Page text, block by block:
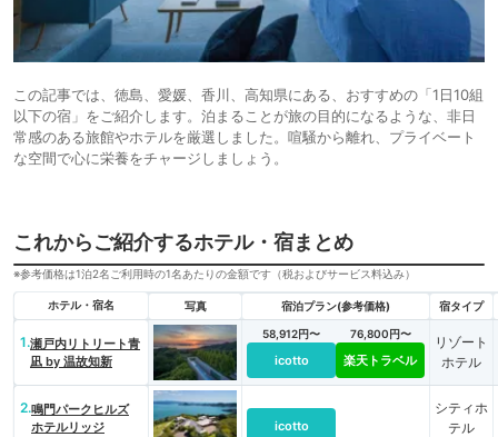
この記事では、徳島、愛媛、香川、高知県にある、おすすめの「1日10組
以下の宿」をご紹介します。泊まることが旅の目的になるような、非日
常感のある旅館やホテルを厳選しました。喧騒から離れ、プライベート
な空間で心に栄養をチャージしましょう。
これからご紹介するホテル・宿まとめ
※参考価格は1泊2名ご利用時の1名あたりの金額です（税およびサービス料込み）
ホテル・宿名 写真 宿泊プラン(参考価格) 宿タイプ
1.瀬戸内リトリート青
凪 by 温故知新
58,912円〜
icotto
76,800円〜
楽天トラベル
リゾート
ホテル
2.鳴門パークヒルズ
ホテルリッジ
icotto
シティホ
テル